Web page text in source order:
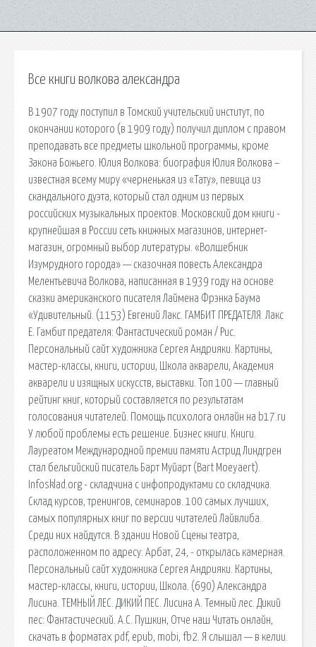
Все книги волкова александра
В 1907 году поступил в Томский учительский институт, по
окончании которого (в 1909 году) получил диплом с правом
преподавать все предметы школьной программы, кроме
Закона Божьего. Юлия Волкова: биография Юлия Волкова –
известная всему миру «черненькая из «Тату», певица из
скандального дуэта, который стал одним из первых
российских музыкальных проектов. Московский дом книги -
крупнейшая в России сеть книжных магазинов, интернет-
магазин, огромный выбор литературы. «Волшебник
Изумрудного города» — сказочная повесть Александра
Мелентьевича Волкова, написанная в 1939 году на основе
сказки американского писателя Лаймена Фрэнка Баума
«Удивительный. (1153) Евгений Лакс. ГАМБИТ ПРЕДАТЕЛЯ. Лакс
Е. Гамбит предателя: Фантастический роман / Рис.
Персональный сайт художника Сергея Андрияки. Картины,
мастер-классы, книги, истории, Школа акварели, Академия
акварели и изящных искусств, выставки. Топ 100 — главный
рейтинг книг, который составляется по результатам
голосования читателей. Помощь психолога онлайн на b17.ru
У любой проблемы есть решение. Бизнес книги. Книги.
Лауреатом Международной премии памяти Астрид Линдгрен
стал бельгийский писатель Барт Муйарт (Bart Moeyaert).
Infosklad.org - складчина с инфопродуктами со складчика.
Склад курсов, тренингов, семинаров. 100 самых лучших,
самых популярных книг по версии читателей Лайвлиба.
Среди них найдутся. В здании Новой Сцены театра,
расположенном по адресу: Арбат, 24, - открылась камерная.
Персональный сайт художника Сергея Андрияки. Картины,
мастер-классы, книги, истории, Школа. (690) Александра
Лисина. ТЕМНЫЙ ЛЕС. ДИКИЙ ПЕС. Лисина А. Темный лес. Дикий
пес: Фантастический. А.С. Пушкин, Отче наш Читать онлайн,
скачать в форматах pdf, epub, mobi, fb2. Я слышал — в келии.